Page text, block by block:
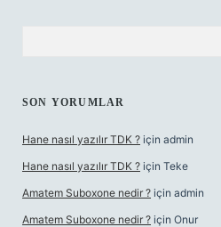
SON YORUMLAR
Hane nasıl yazılır TDK ? için admin
Hane nasıl yazılır TDK ? için Teke
Amatem Suboxone nedir ? için admin
Amatem Suboxone nedir ? için Onur